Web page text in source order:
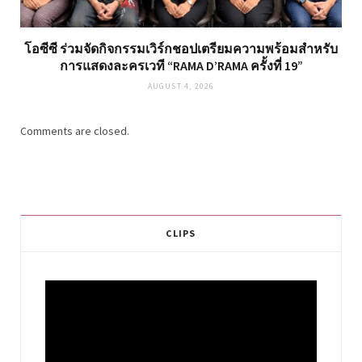
โอซีซี ร่วมจัดกิจกรรมเวิร์กชอปเตรียมความพร้อมสำหรับ
การแสดงละครเวที “RAMA D’RAMA ครั้งที่ 19”
AUGUST 4, 2026
Comments are closed.
CLIPS